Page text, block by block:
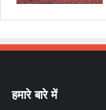
हमारे बारे में